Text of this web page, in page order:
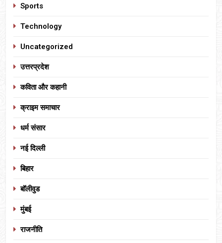
Sports
Technology
Uncategorized
उत्तरप्रदेश
कविता और कहानी
क्राइम समाचार
धर्म संसार
नई दिल्ली
बिहार
बॉलीवुड
मुंबई
राजनीति